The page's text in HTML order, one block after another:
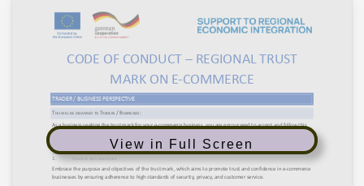
View in Full Screen